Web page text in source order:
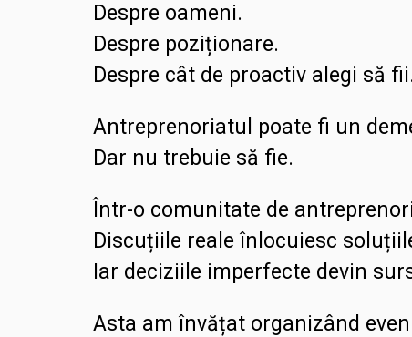
Despre oameni.
Despre poziționare.
Despre cât de proactiv alegi să fii.
Antreprenoriatul poate fi un
Dar nu trebuie să fie.
Într-o comunitate de
Discuțiile reale înlocuiesc
Iar deciziile imperfecte devin
Asta am învățat organizând